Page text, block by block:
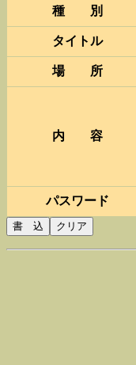
種 別
タイトル
場 所
内 容
パスワード